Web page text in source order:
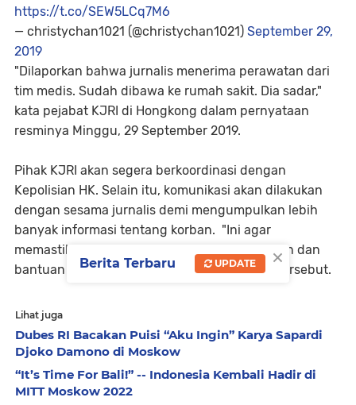
https://t.co/SEW5LCq7M6
— christychan1021 (@christychan1021) September 29,
2019
"Dilaporkan bahwa jurnalis menerima perawatan dari
tim medis. Sudah dibawa ke rumah sakit. Dia sadar,"
kata pejabat KJRI di Hongkong dalam pernyataan
resminya Minggu, 29 September 2019.
Pihak KJRI akan segera berkoordinasi dengan
Kepolisian HK. Selain itu, komunikasi akan dilakukan
dengan sesama jurnalis demi mengumpulkan lebih
banyak informasi tentang korban. "Ini agar
memastikan bahwa jurnalis menerima bantuan dan
bantuan yang diperlukan," jelas pernyataan tersebut.
Lihat juga
Dubes RI Bacakan Puisi “Aku Ingin” Karya Sapardi
Djoko Damono di Moskow
“It’s Time For Bali!” -- Indonesia Kembali Hadir di
MITT Moskow 2022
×
Berita Terbaru UPDATE